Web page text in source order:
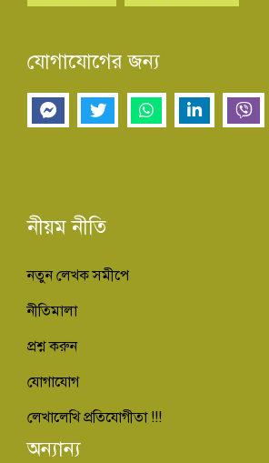
যোগাযোগের জন্য
নীয়ম নীতি
নতুন লেখক সমীপে
নীতিমালা
প্রশ্ন করুন
যোগাযোগ
লেখালেখি প্রতিযোগীতা !!!
অন্যান্য